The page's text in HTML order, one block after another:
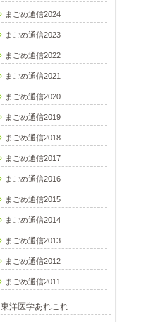
まごめ通信2024
まごめ通信2023
まごめ通信2022
まごめ通信2021
まごめ通信2020
まごめ通信2019
まごめ通信2018
まごめ通信2017
まごめ通信2016
まごめ通信2015
まごめ通信2014
まごめ通信2013
まごめ通信2012
まごめ通信2011
東洋医学あれこれ